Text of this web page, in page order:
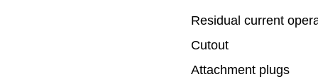
Residual current
Cutout
Attachment plugs